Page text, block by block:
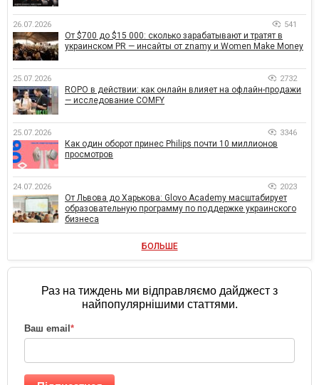
26.07.2026 541
От $700 до $15 000: сколько зарабатывают и тратят в
украинском PR — инсайты от znamy и Women Make Money
25.07.2026 2732
ROPO в действии: как онлайн влияет на офлайн-продажи
— исследование COMFY
25.07.2026 3346
Как один оборот принес Philips почти 10 миллионов
просмотров
24.07.2026 2023
От Львова до Харькова: Glovo Academy масштабирует
образовательную программу по поддержке украинского
бизнеса
БОЛЬШЕ
Раз на тиждень ми відправляємо дайджест з
найпопулярнішими статтями.
Ваш email *